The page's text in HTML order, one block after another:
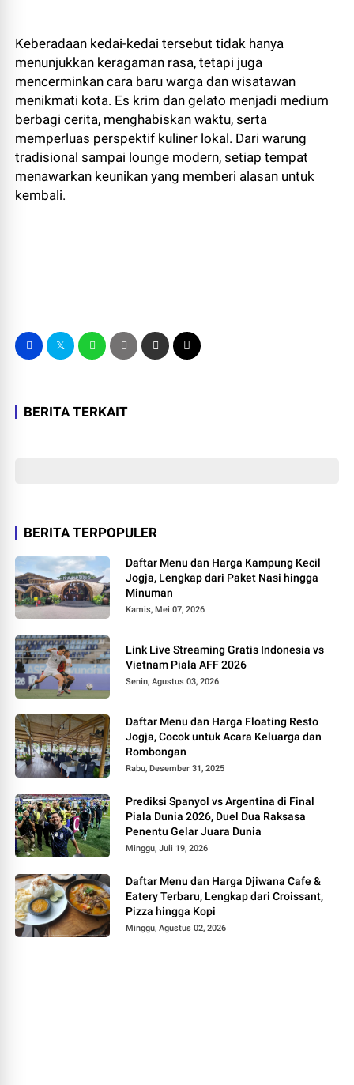
Keberadaan kedai-kedai tersebut tidak hanya
menunjukkan keragaman rasa, tetapi juga
mencerminkan cara baru warga dan wisatawan
menikmati kota. Es krim dan gelato menjadi medium
berbagi cerita, menghabiskan waktu, serta
memperluas perspektif kuliner lokal. Dari warung
tradisional sampai lounge modern, setiap tempat
menawarkan keunikan yang memberi alasan untuk
kembali.
BERITA TERKAIT
BERITA TERPOPULER
Daftar Menu dan Harga Kampung Kecil
Jogja, Lengkap dari Paket Nasi hingga
Minuman
Kamis, Mei 07, 2026
Link Live Streaming Gratis Indonesia vs
Vietnam Piala AFF 2026
Senin, Agustus 03, 2026
Daftar Menu dan Harga Floating Resto
Jogja, Cocok untuk Acara Keluarga dan
Rombongan
Rabu, Desember 31, 2025
Prediksi Spanyol vs Argentina di Final
Piala Dunia 2026, Duel Dua Raksasa
Penentu Gelar Juara Dunia
Minggu, Juli 19, 2026
Daftar Menu dan Harga Djiwana Cafe &
Eatery Terbaru, Lengkap dari Croissant,
Pizza hingga Kopi
Minggu, Agustus 02, 2026